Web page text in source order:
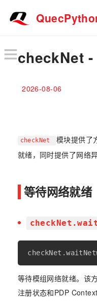
checkNet -
2026-08-06
checkNet
模块提供了
就绪，同时提供了网络
等待网络就绪
等待模组网络就绪。该
注册状态和PDP